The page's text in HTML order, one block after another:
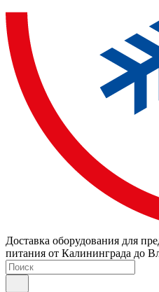
Доставка оборудования для
питания от Калининграда до